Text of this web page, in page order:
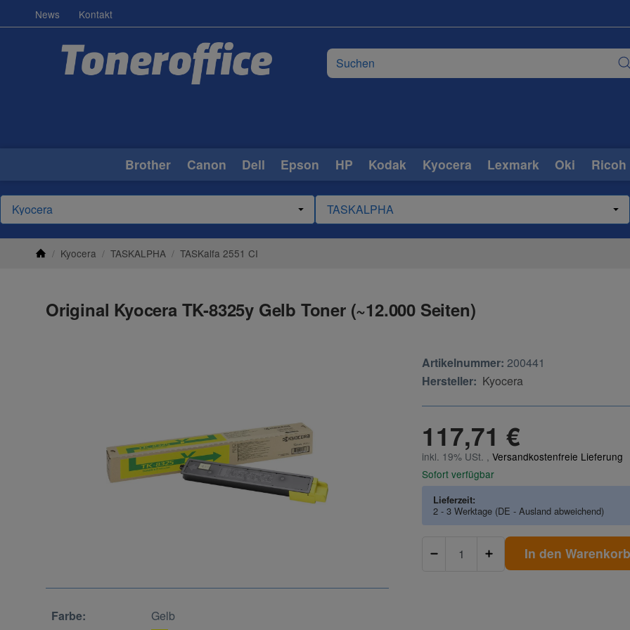
News Kontakt
Brother Canon Dell Epson HP Kodak Kyocera Lexmark Oki Ricoh
/ Kyocera / TASKALPHA / TASKalfa 2551 CI
Original Kyocera TK-8325y Gelb Toner (~12.000 Seiten)
Farbe: Gelb
Artikelnummer: 200441
Hersteller: Kyocera
117,71 €
inkl. 19% USt. ,Versandkostenfreie Lieferung
Sofort verfügbar
Lieferzeit:
2 - 3 Werktage (DE - Ausland abweichend)
In den